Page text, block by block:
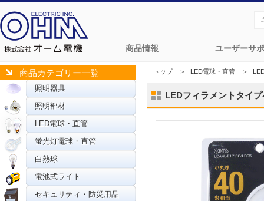
商品情報 ユーザーサ
商品カテゴリー一覧
照明器具
照明部材
LED電球・直管
蛍光灯電球・直管
白熱球
電池式ライト
セキュリティ・防災用品
トップ＞ LED電球・直管 ＞
LEDフィラメントタイ